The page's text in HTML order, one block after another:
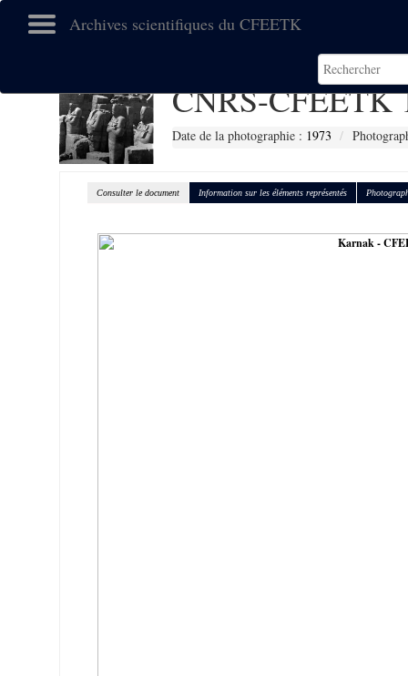
Archives scientifiques du CFEETK
CNRS-CFEETK
Date de la photographie : 1973
Consulter le document Information sur les éléments représentés